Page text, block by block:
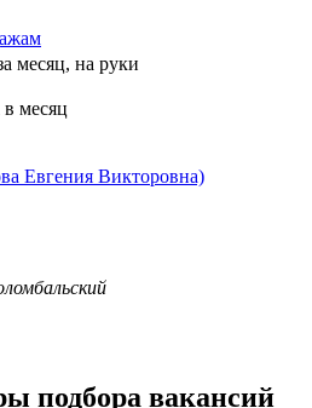
месяц, на руки
месяц
Евгения Викторовна)
подбора вакансий